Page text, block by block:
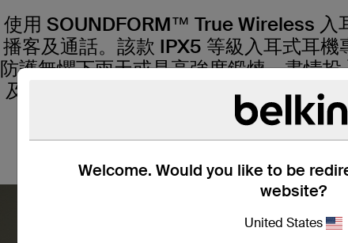
Welcome. Would you like to be
website?
United States
使用 SOUNDFORM™ True Wireless 入
播客及通話。該款 IPX5 等級入耳式耳
防護無懼下雨天或是高強度鍛煉。盡情
及高音——舒適且可調校的密封入耳式貼
加上一鍵式藍牙® 配對，此款無線